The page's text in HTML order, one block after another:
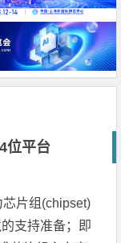
位平台
片组(chipset)
支持准备；即